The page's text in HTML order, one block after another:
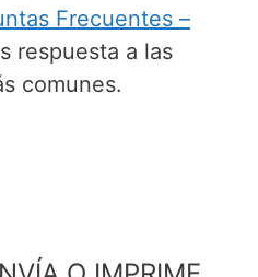
Frecuentes –
respuesta a las
comunes.